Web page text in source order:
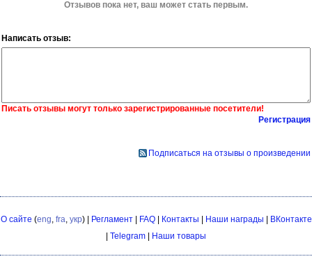
Отзывов пока нет, ваш может стать первым.
Написать отзыв:
Писать отзывы могут только зарегистрированные посетители!
Регистрация
Подписаться на отзывы о произведении
О сайте (eng fra укр) | Регламент| FAQ| Контакты | Наши награды | ВКонтакте
| Telegram | Наши товары